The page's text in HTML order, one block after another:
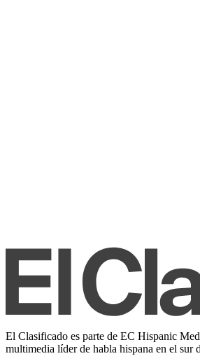
El Clasificado es parte de EC Hispanic
multimedia líder de habla hispana en el sur